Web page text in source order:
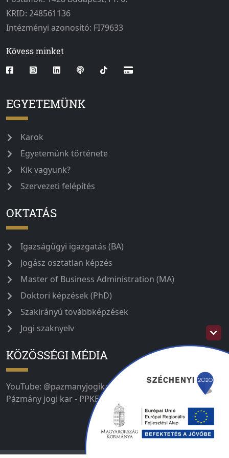
KRID: 248561136
Intézményi azonosító: FI79633
Kövess minket
EGYETEMÜNK
Karok
Egyetemünk története
Kik vagyunk?
Szervezeti felépítés
OKTATÁS
Igazságügyi igazgatás (BA)
Jogász osztatlan képzés
Master of Business Administration (MA)
Doktori képzések (PhD)
Szakirányú továbbképzések
Jogi szaknyelv
KÖZÖSSÉGI MÉDIA
YouTube: @pazmanyjogikar IG: @ppke_jak_official Fb:
Pázmány jogi kar - PPKE JÁK